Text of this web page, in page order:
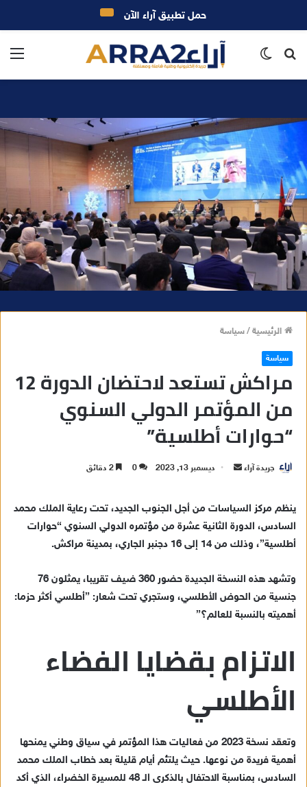
بحث
الرئيسية/سياسة
سياسة
مراكش تستعد لاحتضان الدورة 12
من المؤتمر الدولي السنوي
“حوارات أطلسية”
جريدة آراء
د
ا
ت
و
ا
ديسمبر 13, 2023 0
ينظم مركز السياسات من أجل الجنوب الجديد، تحت رعاية الملك محمد
السادس، الدورة الثانية عشرة من مؤتمره الدولي السنوي “حوارات
أطلسية”، وذلك من 14 إلى 16 دجنبر الجاري، بمدينة مراكش.
وتشهد هذه النسخة الجديدة حضور 360 ضيف تقريبا، يمثلون 76
جنسية من الحوض الأطلسي، وستجري تحت شعار: ”أطلسي أكثر حزما:
أهميته بالنسبة للعالم؟”
الاتزام بقضايا الفضاء
الأطلسي
وتعقد نسخة 2023 من فعاليات هذا المؤتمر في سياق وطني يمنحها
أهمية فريدة من نوعها. حيث يلتئم أيام قليلة بعد خطاب الملك محمد
السادس، بمناسبة الاحتفال بالذكرى الـ 48 للمسيرة الخضراء، الذي أكد
حمل تطبيق آراء الآن